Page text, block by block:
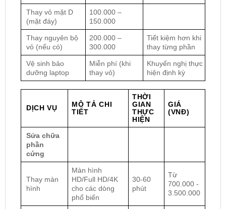
Thay vỏ mặt D
(mặt đáy)
100.000 –
150.000
Thay nguyên bộ
vỏ (nếu có)
200.000 –
300.000
Tiết kiệm hơn khi
thay từng phần
Vệ sinh bảo
dưỡng laptop
Miễn phí (khi
thay vỏ)
Khuyến nghị thực
hiện định kỳ
DỊCH VỤ
MÔ TẢ CHI
TIẾT
THỜI
GIAN
THỰC
HIỆN
GIÁ
(VNĐ)
Sửa chữa
phần
cứng
Thay màn
hình
Màn hình
HD/Full HD/4K
cho các dòng
phổ biến
30-60
phút
Từ
700.000 -
3.500.000